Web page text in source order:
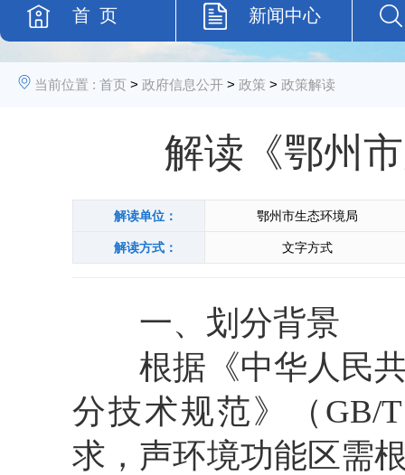
首 页 新闻中心
当前位置 : 首页 > 政府信息公开 > 政策 > 政策解读
解读《鄂州
解读单位： 鄂州市生态环境局
解读方式： 文字方式
一、 划分背景
根据 《中华人民
分技术规范》（GB/
求，声环境功能区需